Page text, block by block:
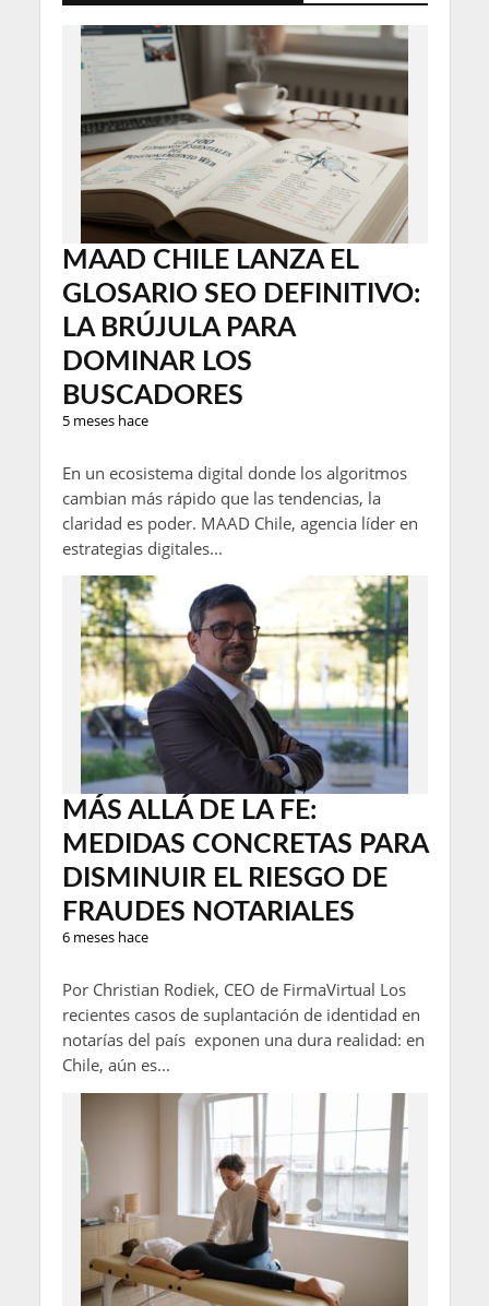
MAAD CHILE LANZA EL
GLOSARIO SEO DEFINITIVO:
LA BRÚJULA PARA
DOMINAR LOS
BUSCADORES
5 meses hace
En un ecosistema digital donde los algoritmos
cambian más rápido que las tendencias, la
claridad es poder. MAAD Chile, agencia líder en
estrategias digitales...
MÁS ALLÁ DE LA FE:
MEDIDAS CONCRETAS PARA
DISMINUIR EL RIESGO DE
FRAUDES NOTARIALES
6 meses hace
Por Christian Rodiek, CEO de FirmaVirtual Los
recientes casos de suplantación de identidad en
notarías del país exponen una dura realidad: en
Chile, aún es...